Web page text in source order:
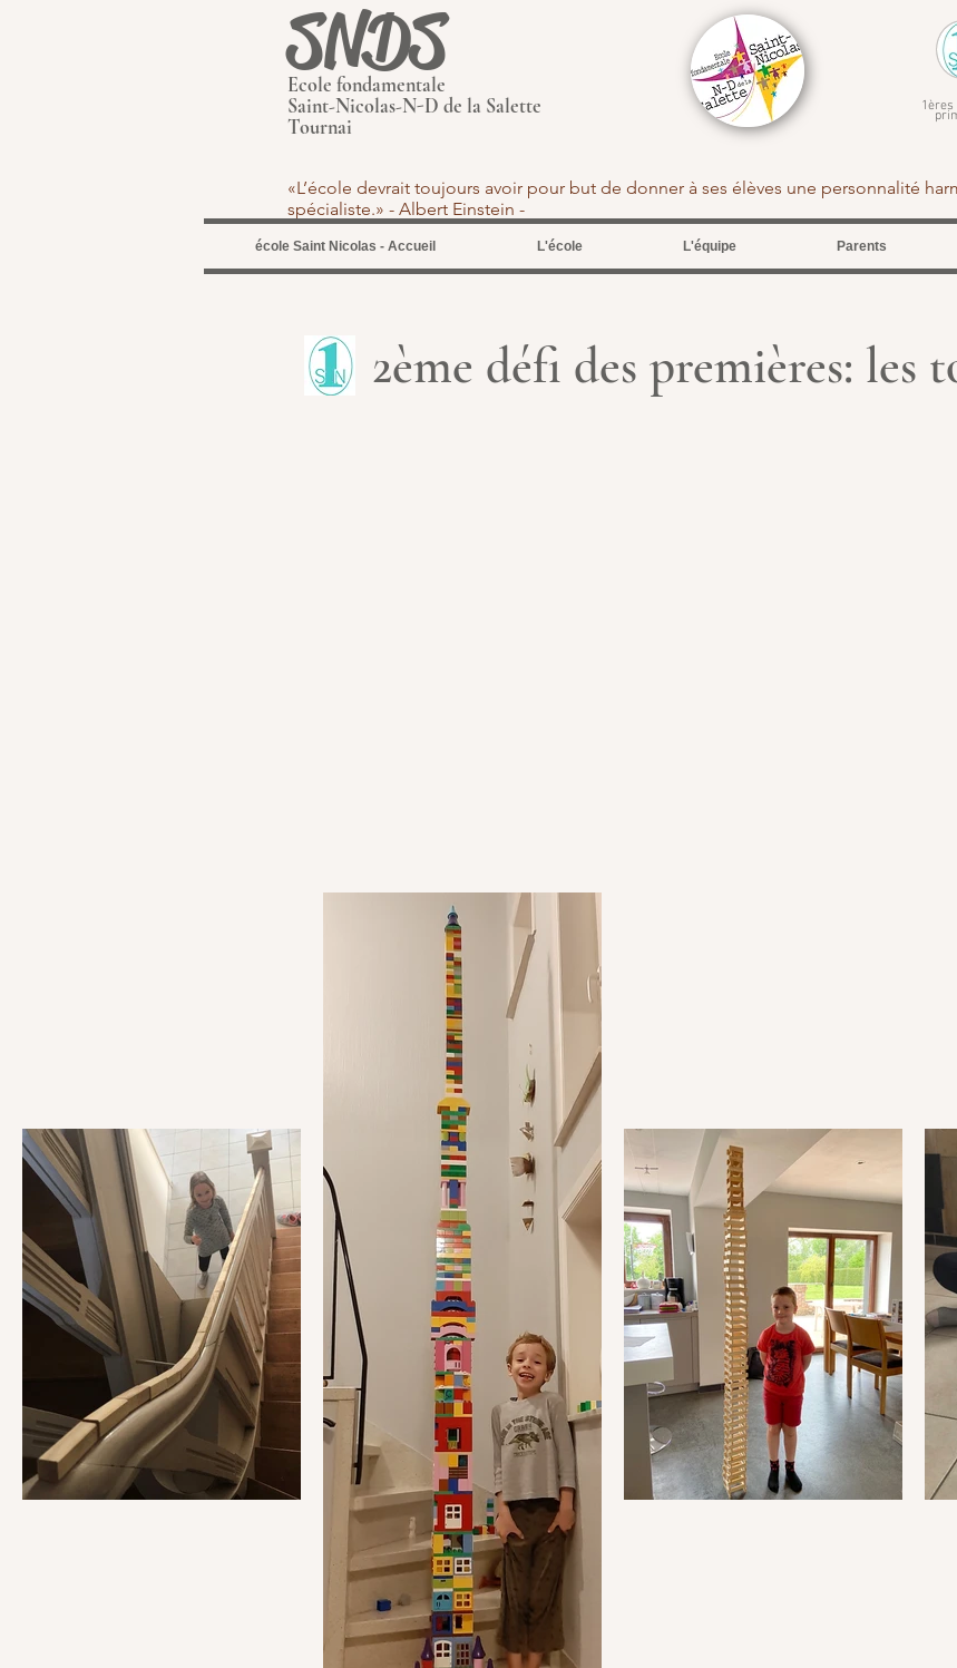
SNDS
Ecole fondamentale
Saint-Nicolas-N-D de la Salette
Tournai
1ères
«L’école devrait toujours avoir pour but de donner à ses élèves une personnalité
spécialiste.» - Albert Einstein -
école Saint Nicolas - Accueil L'école L'équipe Parents
2ème défi des premières: les